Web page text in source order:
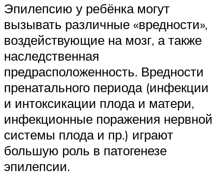
Эпилепсию у ребёнка могут
вызывать различные «вредности»,
воздействующие на мозг, а также
наследственная
предрасположенность. Вредности
пренатального периода (инфекции
и интоксикации плода и матери,
инфекционные поражения нервной
системы плода и пр.) играют
большую роль в патогенезе
эпилепсии.